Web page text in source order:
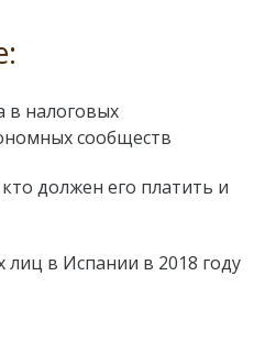
в налоговых
сообществ
должен его платить и
лиц в Испании в 2018 году